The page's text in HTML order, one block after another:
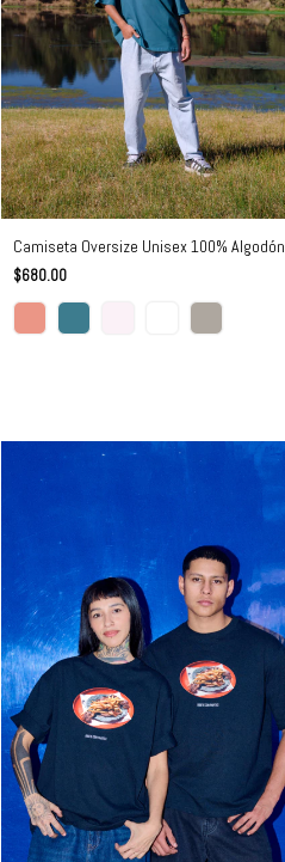
Camiseta Oversize Unisex 100% Algodón
$680.00